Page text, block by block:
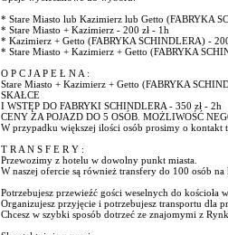
* Stare Miasto lub Kazimierz lub Getto (FABRYKA
* Stare Miasto + Kazimierz - 200 zł - 1h
* Kazimierz + Getto (FABRYKA SCHINDLERA) -
* Stare Miasto + Kazimierz + Getto (FABRYKA
O P C J A P E Ł N A :
Stare Miasto + Kazimierz + Getto (FABRYKA
SKAŁCE
I WSTĘP DO FABRYKI SCHINDLERA - 350 zł - 2h
CENY ZA POJAZD DO 5 OSÓB. MOŻLIWOŚĆ
W przypadku większej ilości osób prosimy o
T R A N S F E R Y :
Przewozimy z hotelu w dowolny punkt miasta.
W naszej ofercie są również transfery do 100 osób
Potrzebujesz przewieźć gości weselnych do kościoła
Organizujesz przyjęcie i potrzebujesz transportu dla
Chcesz w szybki sposób dotrzeć ze znajomymi z